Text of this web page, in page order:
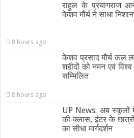
राहुल के प्रयागराज
केशव मौर्य ने साधा
8 hours ago
केशव प्रसाद मौर्य कल
शहीदों को नमन एवं
सम्मिलित
8 hours ago
UP News: अब स्कूलों
की क्लास, इंटर के छात्रों
का सीधा मार्गदर्शन